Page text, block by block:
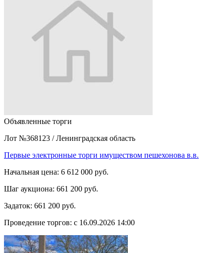
Объявленные торги
Лот №368123 / Ленинградская область
Первые электронные торги имуществом пешехонова в.в.
Начальная цена: 6 612 000 руб.
Шаг аукциона: 661 200 руб.
Задаток: 661 200 руб.
Проведение торгов: с 16.09.2026 14:00